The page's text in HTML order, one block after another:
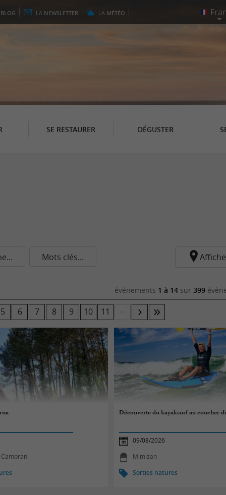
BLOG LA NEWSLETTER LA MÉTÉO
SE RESTAURER DÉGUSTER
Mots clés...
évènements 1 à 14 sur 399
5 6 7 8 9 10 11
Découverte du kayaksurf au coucher
09/08/2026
Mimizan
Sorties natures